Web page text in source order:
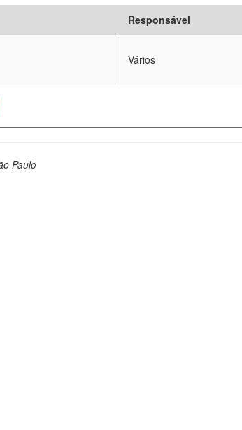
Responsável
Vários
Paulo